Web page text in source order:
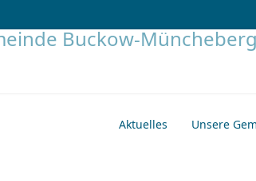
Aktuelles Unsere